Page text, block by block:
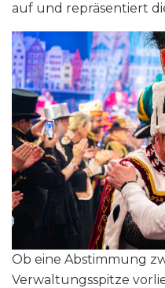
auf und repräsentiert
Ob eine Abstimmung
Verwaltungsspitze